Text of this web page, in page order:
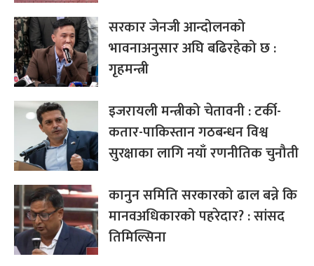
सरकार जेनजी आन्दोलनको
भावनाअनुसार अघि बढिरहेको छ :
गृहमन्त्री
इजरायली मन्त्रीको चेतावनी : टर्की-
कतार-पाकिस्तान गठबन्धन विश्व
सुरक्षाका लागि नयाँ रणनीतिक चुनौती
कानुन समिति सरकारको ढाल बन्ने कि
मानवअधिकारको पहरेदार? : सांसद
तिमिल्सिना